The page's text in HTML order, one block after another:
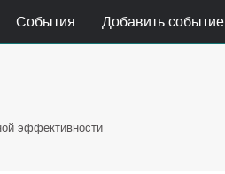
События Добавить событие
эффективности